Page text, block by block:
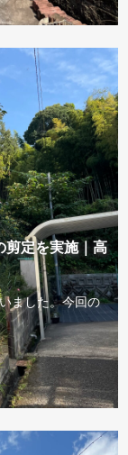
剪定を実施｜高
ました。今回の